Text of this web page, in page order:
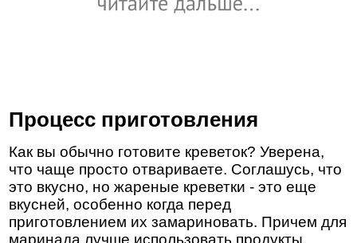
Процесс приготовления
Как вы обычно готовите креветок? Уверена,
что чаще просто отвариваете. Соглашусь, что
это вкусно, но жареные креветки - это еще
вкусней, особенно когда перед
приготовлением их замариновать. Причем для
маринада лучше использовать продукты,